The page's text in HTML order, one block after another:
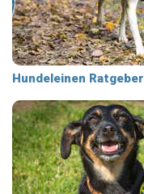
Hundeleinen Ratgeber